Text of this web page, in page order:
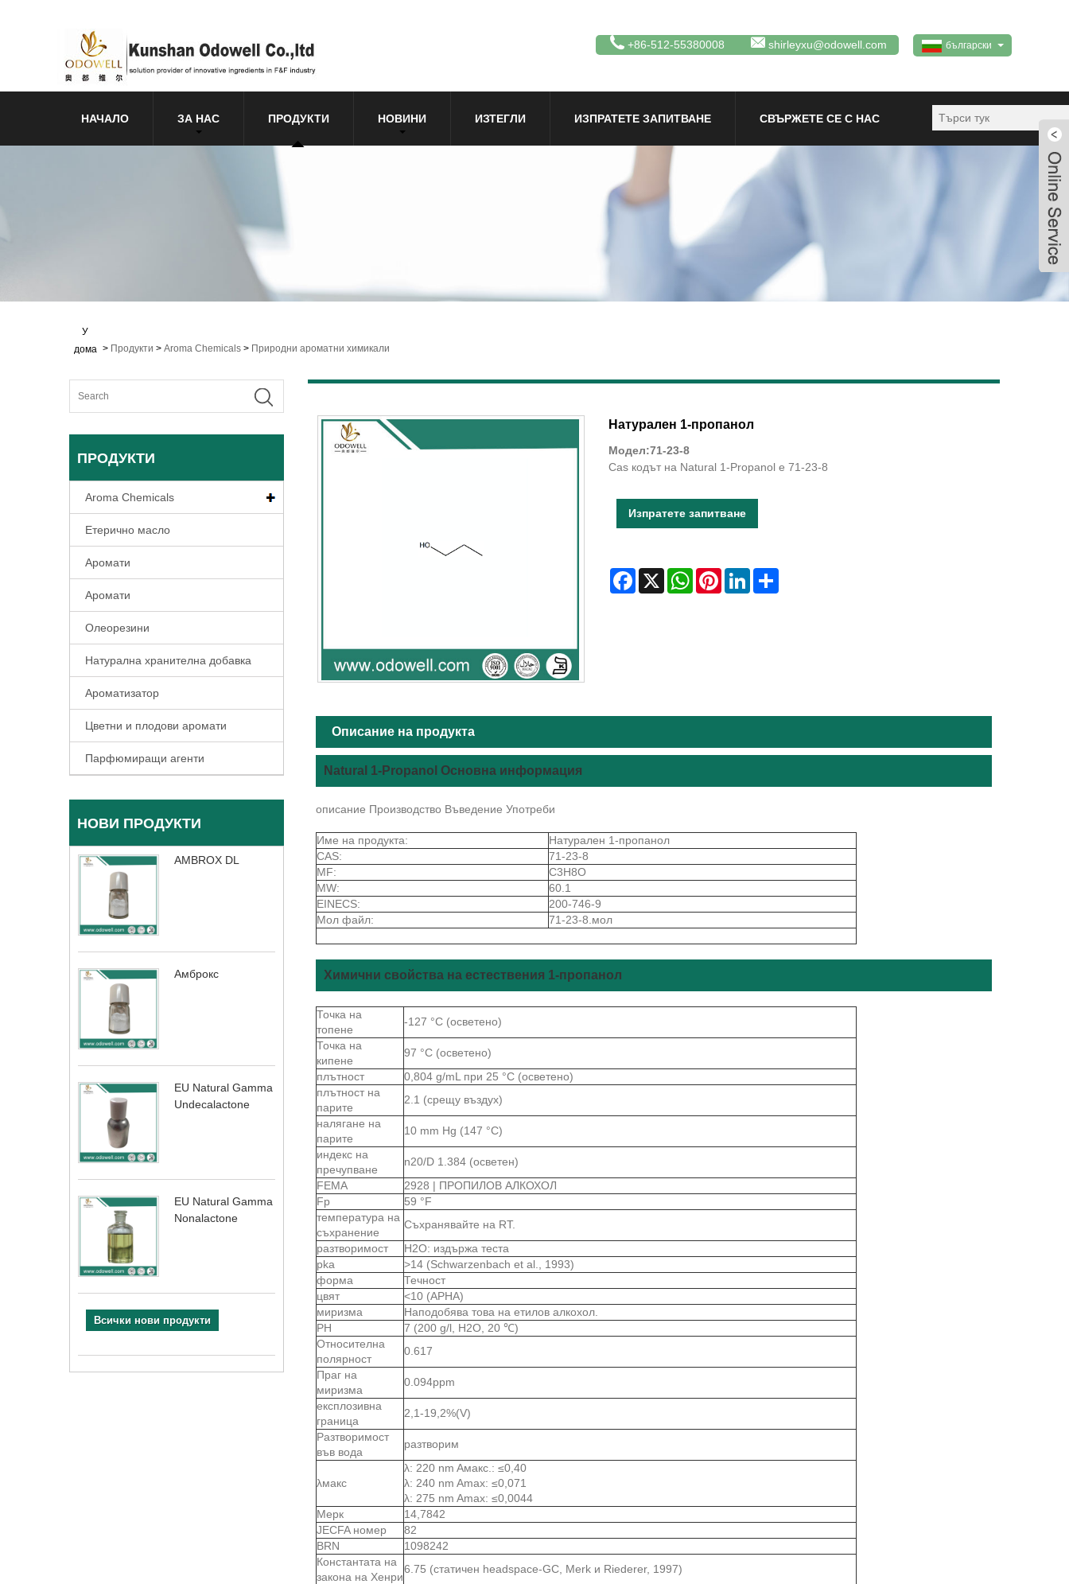
български
+86-512-55380008 shirleyxu@odowell.com
НАЧАЛО ЗА НАС ПРОДУКТИ НОВИНИ ИЗТЕГЛИ ИЗПРАТЕТЕ ЗАПИТВАНЕ СВЪРЖЕТЕ СЕ С НАС
У
дома > Продукти > Aroma Chemicals > Природни ароматни химикали
ПРОДУКТИ
Aroma Chemicals
Етерично масло
Аромати
Аромати
Олеорезини
Натурална хранителна добавка
Ароматизатор
Цветни и плодови аромати
Парфюмиращи агенти
НОВИ ПРОДУКТИ
AMBROX DL
Амброкс
EU Natural Gamma
Undecalactone
EU Natural Gamma
Nonalactone
Всички нови продукти
Натурален 1-пропанол
Модел:71-23-8
Cas кодът на Natural 1-Propanol е 71-23-8
Изпратете запитване
Facebook
X WhatsAppPinterestLinkedInShare
Описание на продукта
Natural 1-Propanol Основна информация
описание Производство Въведение Употреби
Име на продукта:
Натурален 1-пропанол
CAS:
71-23-8
MF:
C3H8O
MW:
60.1
EINECS:
200-746-9
Мол файл:
71-23-8.мол
Химични свойства на естествения 1-пропанол
Точка на
топене
-127 °C (осветено)
Точка на
кипене
97 °C (осветено)
плътност
0,804 g/mL при 25 °C (осветено)
плътност на
парите
2.1 (срещу въздух)
налягане на
парите
10 mm Hg (147 °C)
индекс на
пречупване
n20/D 1.384 (осветен)
FEMA
2928 | ПРОПИЛОВ АЛКОХОЛ
Fp
59 °F
температура на
съхранение
Съхранявайте на RT.
разтворимост
H2O: издържа теста
pka
>14 (Schwarzenbach et al., 1993)
форма
Течност
цвят
<10 (APHA)
миризма
Наподобява това на етилов алкохол.
PH
7 (200 g/l, H2O, 20 ℃)
Относителна
полярност
0.617
Праг на
миризма
0.094ppm
експлозивна
граница
2,1-19,2%(V)
Разтворимост
във вода
разтворим
λмакс
λ: 220 nm Aмакс.: ≤0,40
λ: 240 nm Amax: ≤0,071
λ: 275 nm Amax: ≤0,0044
Мерк
14,7842
JECFA номер
82
BRN
1098242
Константата на
закона на Хенри
6.75 (статичен headspace-GC, Merk и Riederer, 1997)